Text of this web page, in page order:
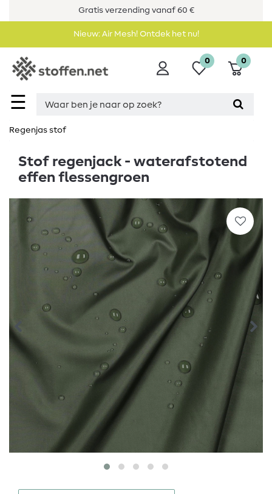
Gratis verzending vanaf 60 €
Nieuw: Air Mesh! Ontdek het nu!
☰
0 0
Regenjas stof
Stof regenjack - waterafstotend
effen flessengroen